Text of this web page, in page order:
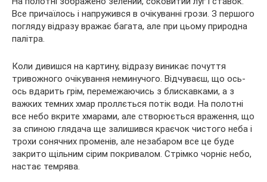
Все причаїлось і напружився в очікуванні грози. З першого
погляду відразу вражає багата, але при цьому природна
палітра.
Коли дивишся на картину, відразу виникає почуття
тривожного очікування неминучого. Відчуваєш, що ось-
ось вдарить грім, перемежаючись з блискавками, а з
важких темних хмар проллється потік води. На полотні
все небо вкрите хмарами, але створюється враження, що
за спиною глядача ще залишився краєчок чистого неба і
трохи сонячних променів, але незабаром все це буде
закрито щільним сірим покривалом. Стрімко чорніє небо,
настає темрява.